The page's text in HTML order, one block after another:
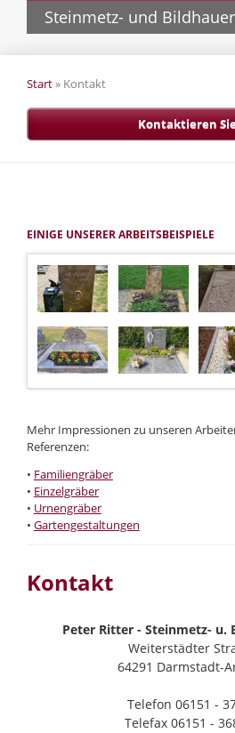
Steinmetz- und
Start» Kontakt
Kontaktieren
EINIGE UNSERER ARBEITSBEISPIELE
Mehr Impressionen zu unseren
Referenzen:
• Familiengräber
• Einzelgräber
• Urnengräber
• Gartengestaltungen
Kontakt
Peter Ritter - Steinmetz- u.
Weiterstädter
64291 Darmstadt-
Telefon 06151 -
Telefax 06151 -